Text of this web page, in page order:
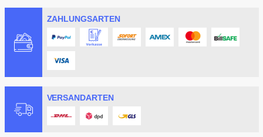
einer Rücksendung musst du deinen Widerruf jedoch
schriftlich per E-Mail an den Onlineshop kommunizieren.
Ja, du kannst den Dienst
auf Rechnung einkaufen.
ZAHLUNGSARTEN
VERSANDARTEN